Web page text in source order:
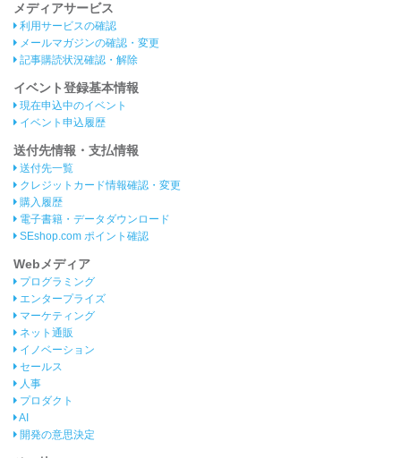
メディアサービス
利用サービスの確認
メールマガジンの確認・変更
記事購読状況確認・解除
イベント登録基本情報
現在申込中のイベント
イベント申込履歴
送付先情報・支払情報
送付先一覧
クレジットカード情報確認・変更
購入履歴
電子書籍・データダウンロード
SEshop.com ポイント確認
Webメディア
プログラミング
エンタープライズ
マーケティング
ネット通販
イノベーション
セールス
人事
プロダクト
AI
開発の意思決定